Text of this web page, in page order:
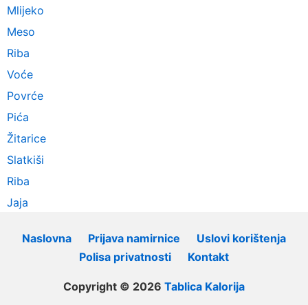
Mlijeko
Meso
Riba
Voće
Povrće
Pića
Žitarice
Slatkiši
Riba
Jaja
Naslovna Prijava namirnice
Uslovi korištenja
Polisa privatnosti
Kontakt
Copyright © 2026 Tablica Kalorija